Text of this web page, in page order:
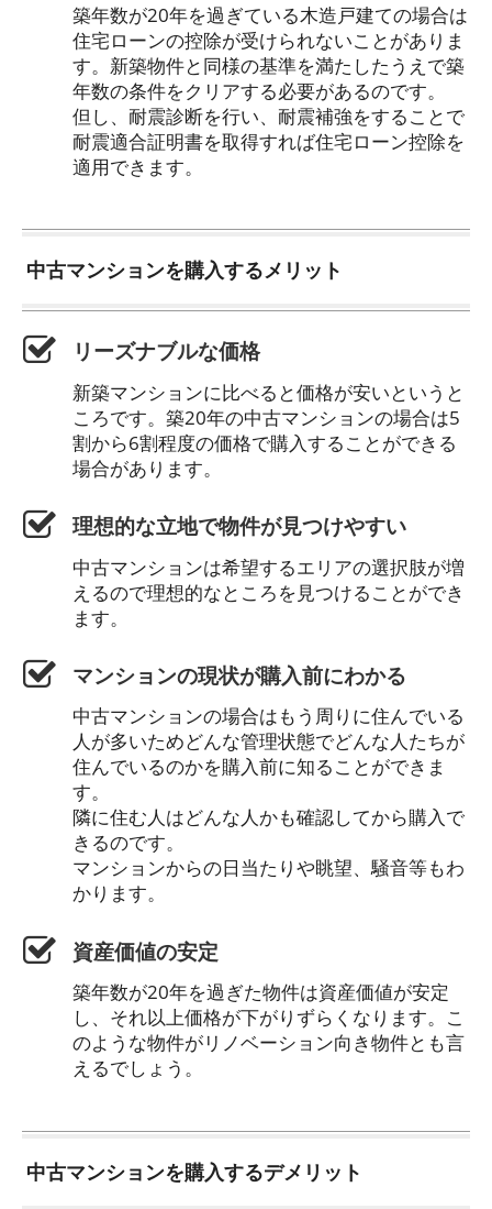
築年数が20年を過ぎている木造戸建ての場合は
住宅ローンの控除が受けられないことがありま
す。新築物件と同様の基準を満たしたうえで築
年数の条件をクリアする必要があるのです。
但し、耐震診断を行い、耐震補強をすることで
耐震適合証明書を取得すれば住宅ローン控除を
適用できます。
中古マンションを購入するメリット
リーズナブルな価格
新築マンションに比べると価格が安いというと
ころです。築20年の中古マンションの場合は5
割から6割程度の価格で購入することができる
場合があります。
理想的な立地で物件が見つけやすい
中古マンションは希望するエリアの選択肢が増
えるので理想的なところを見つけることができ
ます。
マンションの現状が購入前にわかる
中古マンションの場合はもう周りに住んでいる
人が多いためどんな管理状態でどんな人たちが
住んでいるのかを購入前に知ることができま
す。
隣に住む人はどんな人かも確認してから購入で
きるのです。
マンションからの日当たりや眺望、騒音等もわ
かります。
資産価値の安定
築年数が20年を過ぎた物件は資産価値が安定
し、それ以上価格が下がりずらくなります。こ
のような物件がリノベーション向き物件とも言
えるでしょう。
中古マンションを購入するデメリット